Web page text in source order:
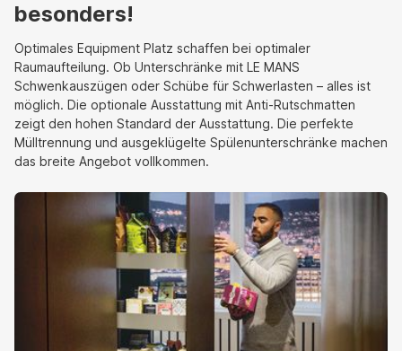
besonders!
Optimales Equipment Platz schaffen bei optimaler
Raumaufteilung. Ob Unterschränke mit LE MANS
Schwenkauszügen oder Schübe für Schwerlasten – alles ist
möglich. Die optionale Ausstattung mit Anti-Rutschmatten
zeigt den hohen Standard der Ausstattung. Die perfekte
Mülltrennung und ausgeklügelte Spülenunterschränke machen
das breite Angebot vollkommen.